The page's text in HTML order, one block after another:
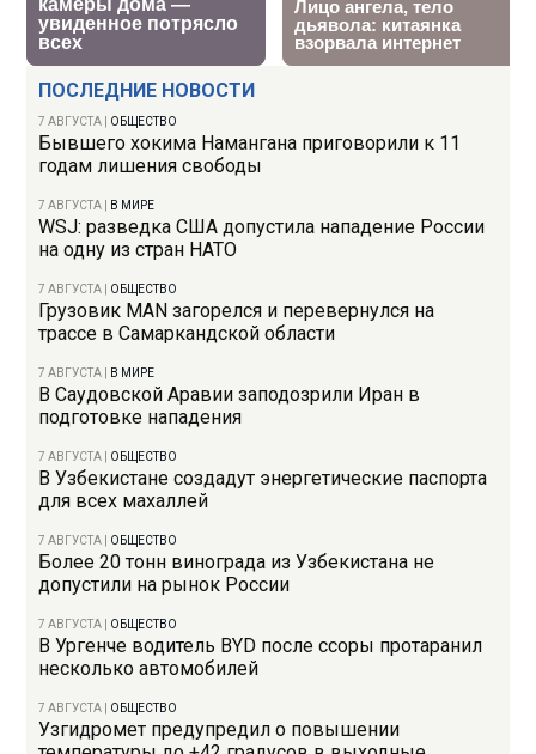
ПОСЛЕДНИЕ НОВОСТИ
7 АВГУСТА ОБЩЕСТВО
Бывшего хокима Намангана приговорили к 11
годам лишения свободы
7 АВГУСТА В МИРЕ
WSJ: разведка США допустила нападение России
на одну из стран НАТО
7 АВГУСТА ОБЩЕСТВО
Грузовик MAN загорелся и перевернулся на
трассе в Самаркандской области
7 АВГУСТА В МИРЕ
В Саудовской Аравии заподозрили Иран в
подготовке нападения
7 АВГУСТА ОБЩЕСТВО
В Узбекистане создадут энергетические паспорта
для всех махаллей
7 АВГУСТА ОБЩЕСТВО
Более 20 тонн винограда из Узбекистана не
допустили на рынок России
7 АВГУСТА ОБЩЕСТВО
В Ургенче водитель BYD после ссоры протаранил
несколько автомобилей
7 АВГУСТА ОБЩЕСТВО
Узгидромет предупредил о повышении